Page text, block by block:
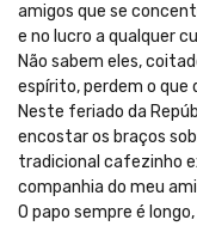
amigos que se
e no lucro a qualquer
Não sabem eles,
espírito, perdem o que
Neste feriado da
encostar os braços
tradicional cafezinho
companhia do meu
O papo sempre é